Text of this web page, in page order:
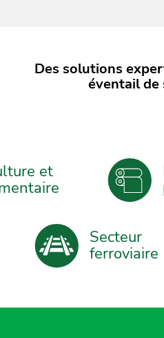
Des solutions
éventail de
et
Secteur
ferroviaire